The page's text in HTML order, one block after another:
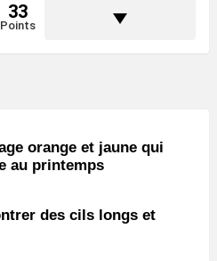
33
Points
orange et jaune qui
au printemps
des cils longs et